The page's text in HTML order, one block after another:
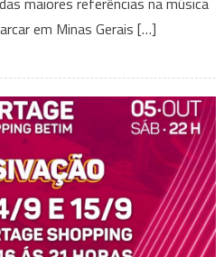
&
Breno
agitam
Betim
em Minas Gerais […]